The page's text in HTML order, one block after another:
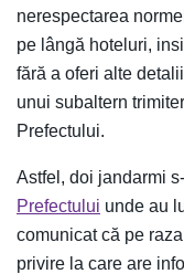
nerespectarea
pe lângă hoteluri,
fără a oferi alte
unui subaltern
Prefectului.
Astfel, doi jandarmi
Prefectului unde au
comunicat că pe
privire la care are